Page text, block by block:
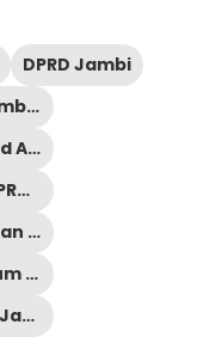
DPRD Jambi
HUT Kota Jambi 2026
Kemas Faried Alfarelly
Paripurna DPRD Kota Jambi
pembangunan Kota Jambi
produk hukum daerah
RPJMD Kota Jambi 2025-2029